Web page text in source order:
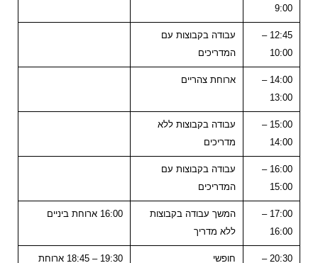
9:00
12:45 –
10:00
עבודה בקבוצות עם
המדריכים
14:00 –
13:00
ארוחת צהריים
15:00 –
14:00
עבודה בקבוצות ללא
מדריכים
16:00 –
15:00
עבודה בקבוצות עם
המדריכים
17:00 –
16:00
המשך עבודה בקבוצות
ללא מדריך
16:00 ארוחת ביניים
20:30 –
חופשי
19:30 – 18:45 ארוחת